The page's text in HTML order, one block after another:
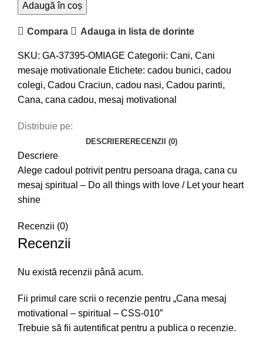
Adaugă în coș
Compara Adauga in lista de dorinte
SKU: GA-37395-OMIAGE Categorii: Cani, Cani
mesaje motivationale Etichete: cadou bunici, cadou
colegi, Cadou Craciun, cadou nasi, Cadou parinti,
Cana, cana cadou, mesaj motivational
Distribuie pe:
DESCRIERERECENZII (0)
Descriere
Alege cadoul potrivit pentru persoana draga, cana cu
mesaj spiritual – Do all things with love / Let your heart
shine
Recenzii (0)
Recenzii
Nu există recenzii până acum.
Fii primul care scrii o recenzie pentru „Cana mesaj
motivational – spiritual – CSS-010”
Trebuie să fii autentificatpentru a publica o recenzie.